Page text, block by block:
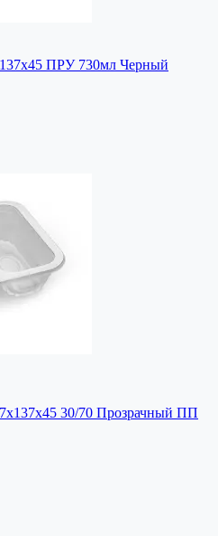
ПРУ 730мл Черный
30/70 Прозрачный ПП